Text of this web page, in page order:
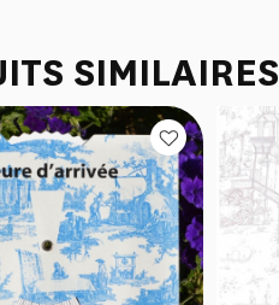
SIMILAIRES